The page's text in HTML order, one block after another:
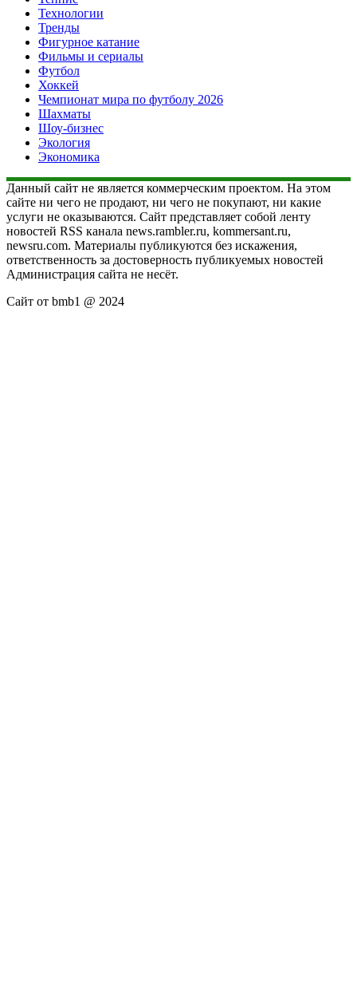
Технологии
Тренды
Фигурное катание
Фильмы и сериалы
Футбол
Хоккей
Чемпионат мира по футболу 2026
Шахматы
Шоу-бизнес
Экология
Экономика
Данный сайт не является коммерческим проектом. На этом
сайте ни чего не продают, ни чего не покупают, ни какие
услуги не оказываются. Сайт представляет собой ленту
новостей RSS канала news.rambler.ru, kommersant.ru,
newsru.com. Материалы публикуются без искажения,
ответственность за достоверность публикуемых новостей
Администрация сайта не несёт.
Сайт от bmb1 @ 2024